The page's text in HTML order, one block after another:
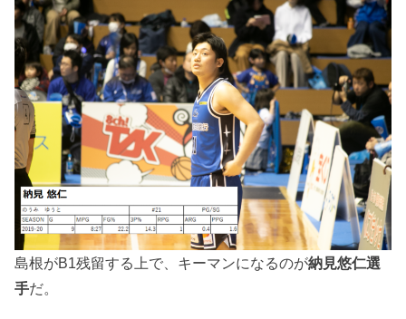
島根がB1残留する上で、キーマンになるのが納見悠仁選
手だ。